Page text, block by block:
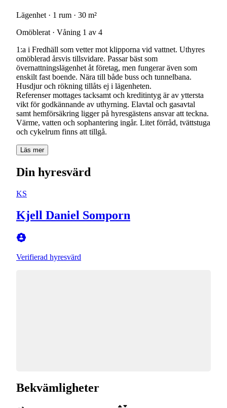
Lägenhet · 1 rum · 30 m²
Omöblerat · Våning 1 av 4
1:a i Fredhäll som vetter mot klipporna vid vattnet. Uthyres
omöblerad årsvis tillsvidare. Passar bäst som
övernattningslägenhet åt företag, men fungerar även som
enskilt fast boende. Nära till både buss och tunnelbana.
Husdjur och rökning tillåts ej i lägenheten.
Referenser mottages tacksamt och kreditintyg är av yttersta
vikt för godkännande av uthyrning. Elavtal och gasavtal
samt hemförsäkring ligger på hyresgästens ansvar att teckna.
Värme, vatten och sophantering ingår. Litet förråd, tvättstuga
och cykelrum finns att tillgå.
Läs mer
Din hyresvärd
KS
Kjell Daniel Somporn
Verifierad hyresvärd
Bekvämligheter